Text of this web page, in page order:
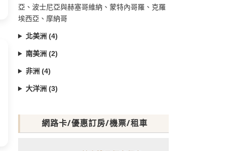
亞、波士尼亞與赫塞哥維納、蒙特內哥羅、克羅
埃西亞、摩納哥
北美洲 (4)
南美洲 (2)
非洲 (4)
大洋洲 (3)
網路卡/優惠訂房/機票/租車